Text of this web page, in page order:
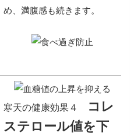
め、満腹感も続きます。
寒天の健康効果４
コレ
ステロール値を下